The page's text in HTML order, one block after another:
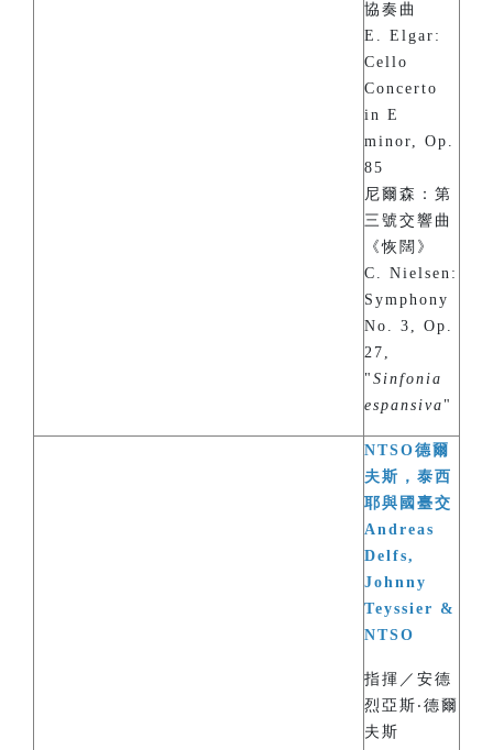
協奏曲
E. Elgar:
Cello
Concerto
in E
minor, Op.
85
尼爾森：第
三號交響曲
《恢闊》
C. Nielsen:
Symphony
No. 3, Op.
27,
" Sinfonia
espansiva "
NTSO德爾
夫斯，泰西
耶與國臺交
Andreas
Delfs,
Johnny
Teyssier &
NTSO
指揮／安德
烈亞斯‧德爾
夫斯